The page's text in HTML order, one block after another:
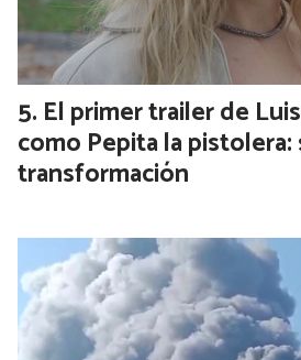
El primer trailer de
como Pepita la
transformación